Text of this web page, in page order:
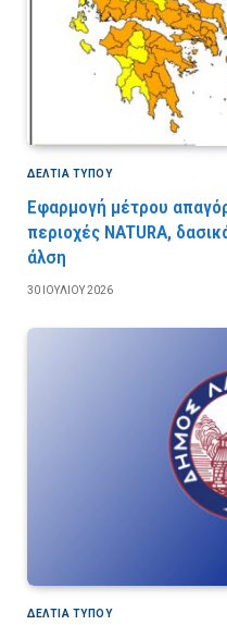
ΔΕΛΤΙΑ ΤΥΠΟΥ
Εφαρμογή μέτρου
περιοχές NATURA,
άλση
30 ΙΟΥΛΊΟΥ 2026
ΔΕΛΤΙΑ ΤΥΠΟΥ